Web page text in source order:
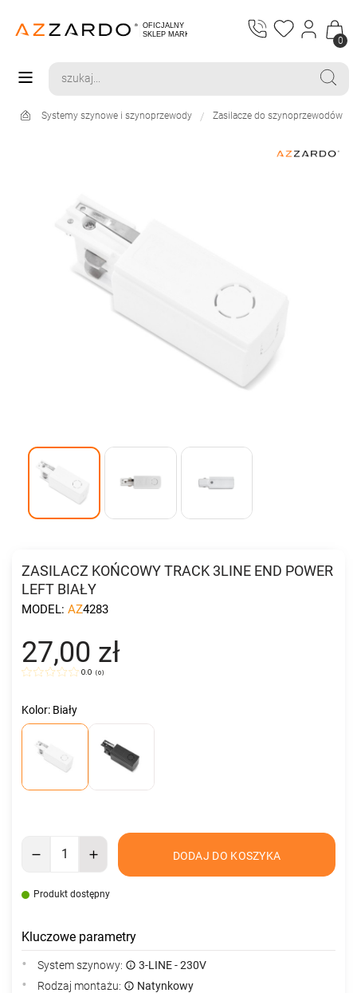
0
Systemy szynowe i szynoprzewody Zasilacze do szynoprzewodów
ZASILACZ KOŃCOWY TRACK 3LINE END POWER
LEFT BIAŁY
MODEL: AZ4283
27,00 zł
0.0 (0)
Kolor: Biały
DODAJ DO KOSZYKA
Produkt dostępny
Kluczowe parametry
System szynowy:
3-LINE - 230V
Rodzaj montażu:
Natynkowy